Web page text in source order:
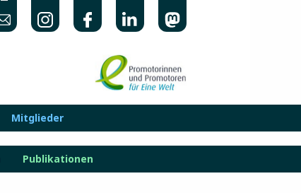
Mitglieder
Publikationen